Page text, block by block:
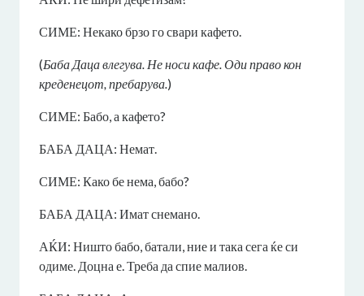
СИМЕ: Некако брзо го свари кафето.
(Баба Даца влегува. Не носи кафе. Оди право кон
креденецот, пребарува.)
СИМЕ: Бабо, а кафето?
БАБА ДАЦА: Немат.
СИМЕ: Како бе нема, бабо?
БАБА ДАЦА: Имат снемано.
АЌИ: Ништо бабо, батали, ние и така сега ќе си
одиме. Доцна е. Треба да спие малиов.